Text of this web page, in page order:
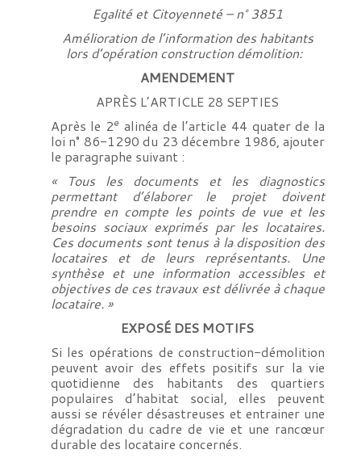
Egalité et Citoyenneté – n° 3851
Amélioration de l’information des habitants
lors d’opération construction démolition:
AMENDEMENT
APRÈS L’ARTICLE 28 SEPTIES
Après le 2e alinéa de l’article 44 quater de la
loi n° 86-1290 du 23 décembre 1986, ajouter
le paragraphe suivant :
« Tous les documents et les diagnostics
permettant d’élaborer le projet doivent
prendre en compte les points de vue et les
besoins sociaux exprimés par les locataires.
Ces documents sont tenus à la disposition des
locataires et de leurs représentants. Une
synthèse et une information accessibles et
objectives de ces travaux est délivrée à chaque
locataire. »
EXPOSÉ DES MOTIFS
Si les opérations de construction-démolition
peuvent avoir des effets positifs sur la vie
quotidienne des habitants des quartiers
populaires d’habitat social, elles peuvent
aussi se révéler désastreuses et entrainer une
dégradation du cadre de vie et une rancœur
durable des locataire concernés.